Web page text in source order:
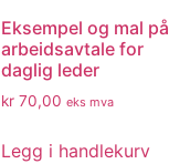
Eksempel og mal på
arbeidsavtale for
daglig leder
kr 70,00 eks mva
Legg i handlekurv